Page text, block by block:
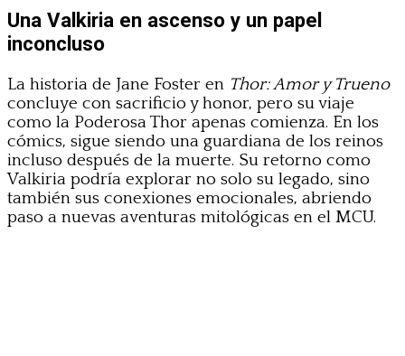
Una Valkiria en ascenso y un papel
inconcluso
La historia de Jane Foster en Thor: Amor y Trueno
concluye con sacrificio y honor, pero su viaje
como la Poderosa Thor apenas comienza. En los
cómics, sigue siendo una guardiana de los reinos
incluso después de la muerte. Su retorno como
Valkiria podría explorar no solo su legado, sino
también sus conexiones emocionales, abriendo
paso a nuevas aventuras mitológicas en el MCU.